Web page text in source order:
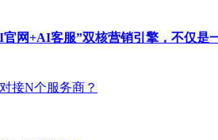
网+AI客服”双核营销引擎，不仅是